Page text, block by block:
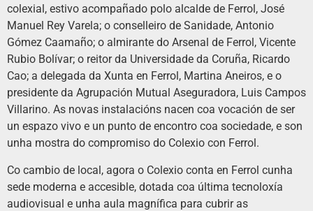
colexial, estivo acompañado polo alcalde de Ferrol, José
Manuel Rey Varela; o conselleiro de Sanidade, Antonio
Gómez Caamaño; o almirante do Arsenal de Ferrol, Vicente
Rubio Bolívar; o reitor da Universidade da Coruña, Ricardo
Cao; a delegada da Xunta en Ferrol, Martina Aneiros, e o
presidente da Agrupación Mutual Aseguradora, Luis Campos
Villarino. As novas instalacións nacen coa vocación de ser
un espazo vivo e un punto de encontro coa sociedade, e son
unha mostra do compromiso do Colexio con Ferrol.
Co cambio de local, agora o Colexio conta en Ferrol cunha
sede moderna e accesible, dotada coa última tecnoloxía
audiovisual e unha aula magnífica para cubrir as